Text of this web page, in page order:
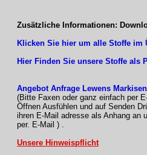
Zusätzliche Informationen:
Klicken Sie hier um alle Stoffe im
Hier Finden Sie unsere Stoffe als
Angebot Anfrage Lewens
(Bitte Faxen oder ganz einfach per
Öffnen Ausfühlen und auf Senden
ihren E-Mail adresse als Anhang an
per. E-Mail ) .
Unsere Hinweispflicht